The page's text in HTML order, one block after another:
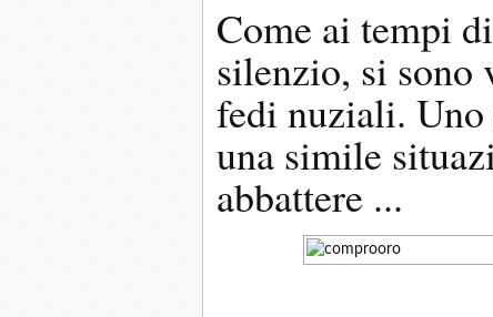
Come ai tempi
silenzio, si sono
fedi nuziali. Uno
una simile
abbattere ...